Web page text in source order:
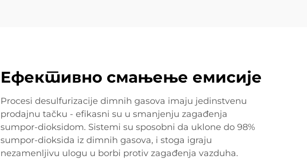
Ефективно смањење емисије
Procesi desulfurizacije dimnih gasova imaju jedinstvenu
prodajnu tačku - efikasni su u smanjenju zagađenja
sumpor-dioksidom. Sistemi su sposobni da uklone do 98%
sumpor-dioksida iz dimnih gasova, i stoga igraju
nezamenljivu ulogu u borbi protiv zagađenja vazduha.